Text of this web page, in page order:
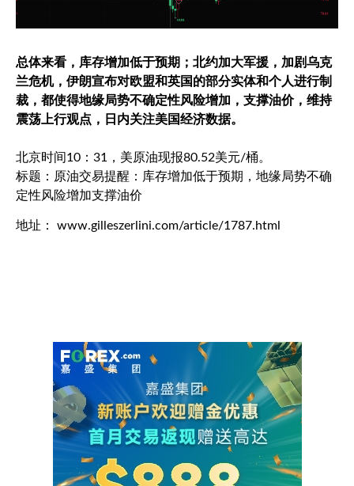
总体来看，库存增加低于预期；北约加大军援，加剧乌克
兰危机，伊朗宣布对欧盟和英国的部分实体和个人进行制
裁，都使得地缘局势不确定性风险增加，支撑油价，维持
震荡上行观点，日内关注美国经济数据。
北京时间10：31， 美原油现报80.52美元/桶。
标题：原油交易提醒：库存增加低于预期，地缘局势不确
定性风险增加支撑油价
地址： www.gilleszerlini.com/article/1787.html